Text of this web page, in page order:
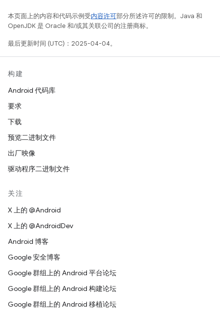
本页面上的内容和代码示例受内容许可部分所述许可的限制。Java 和
OpenJDK 是 Oracle 和/或其关联公司的注册商标。
最后更新时间 (UTC)：2025-04-04。
构建
Android 代码库
要求
下载
预览二进制文件
出厂映像
驱动程序二进制文件
关注
X 上的 @Android
X 上的 @AndroidDev
Android 博客
Google 安全博客
Google 群组上的 Android 平台论坛
Google 群组上的 Android 构建论坛
Google 群组上的 Android 移植论坛